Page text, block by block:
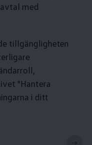
med
tillgängligheten
"Hantera
i ditt